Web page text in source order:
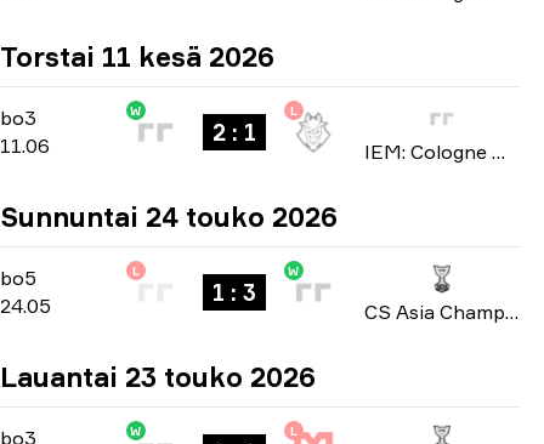
Torstai 11 kesä 2026
bo3
bo3
11.06
W
2 : 1
L
IEM: Cologne Major 2026
Sunnuntai 24 touko 2026
bo5 -bo5
24.05
L
1 : 3
W
CS Asia Championships 2026
Lauantai 23 touko 2026
bo3 -bo3
W L